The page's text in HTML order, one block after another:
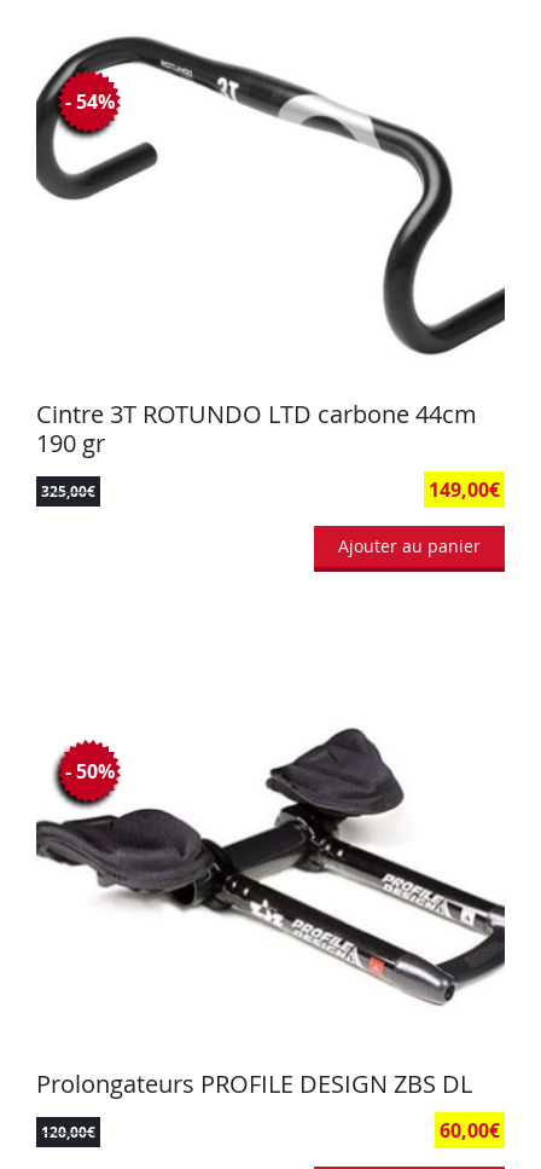
Cintre 3T ROTUNDO LTD carbone 44cm
190 gr
325,00€ 149,00€
- 54%
Ajouter au panier
Prolongateurs PROFILE DESIGN ZBS DL
120,00€ 60,00€
- 50%